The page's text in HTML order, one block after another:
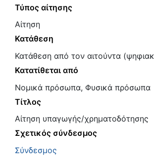
Τύπος αίτησης
Αίτηση
Κατάθεση
Κατάθεση από τον αιτούντα
Κατατίθεται από
Νομικά πρόσωπα, Φυσικά πρόσωπα
Τίτλος
Αίτηση υπαγωγής/χρηματοδότησης
Σχετικός σύνδεσμος
Σύνδεσμος